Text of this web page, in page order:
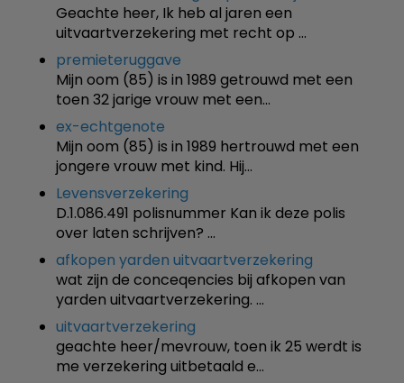
Geachte heer, Ik heb al jaren een
uitvaartverzekering met recht op …
premieteruggave
Mijn oom (85) is in 1989 getrouwd met een
toen 32 jarige vrouw met een…
ex-echtgenote
Mijn oom (85) is in 1989 hertrouwd met een
jongere vrouw met kind. Hij…
Levensverzekering
D.1.086.491 polisnummer Kan ik deze polis
over laten schrijven? …
afkopen yarden uitvaartverzekering
wat zijn de conceqencies bij afkopen van
yarden uitvaartverzekering. …
uitvaartverzekering
geachte heer/mevrouw, toen ik 25 werdt is
me verzekering uitbetaald e…